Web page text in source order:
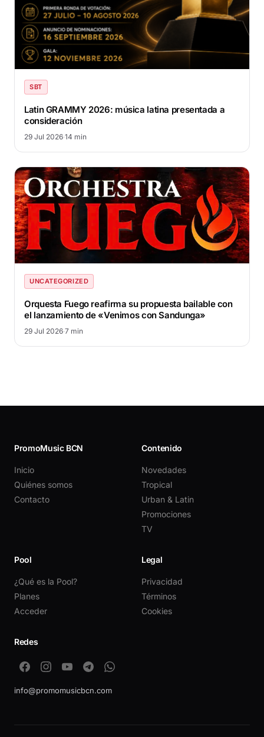
SBT
Latin GRAMMY 2026: música latina presentada a
consideración
29 Jul 2026·14 min
UNCATEGORIZED
Orquesta Fuego reafirma su propuesta bailable con
el lanzamiento de «Venimos con Sandunga»
29 Jul 2026·7 min
PromoMusic BCN
Inicio
Quiénes somos
Contacto
Contenido
Novedades
Tropical
Urban & Latin
Promociones
TV
Pool
¿Qué es la Pool?
Planes
Acceder
Legal
Privacidad
Términos
Cookies
Redes
info@promomusicbcn.com